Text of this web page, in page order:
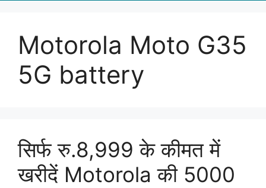
Motorola Moto G35
5G battery
सिर्फ रु.8,999 के कीमत में
खरीदें Motorola की 5000